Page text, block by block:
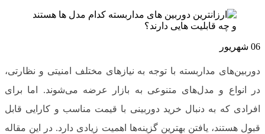
06 شهریور
دوربین‌های مداربسته با توجه به نیازهای مختلف امنیتی و نظارتی،
در انواع و مدل‌های متنوعی به بازار عرضه می‌شوند. اما برای
افرادی که به دنبال خرید دوربینی با قیمت مناسب و کارایی قابل
قبول هستند، یافتن بهترین گزینه‌ها اهمیت زیادی دارد. در این مقاله